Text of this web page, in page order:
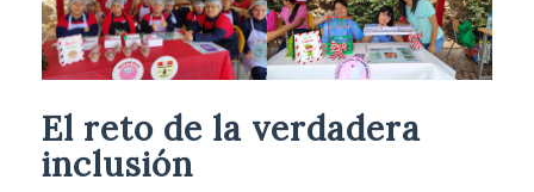
El reto de la verdadera
inclusión